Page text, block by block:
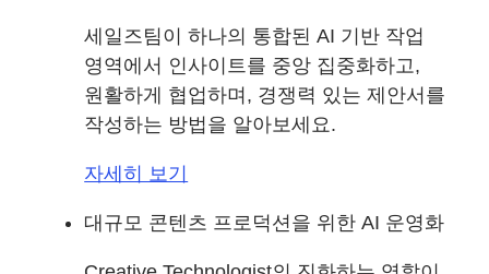
세일즈팀이 하나의 통합된 AI 기반 작업
영역에서 인사이트를 중앙 집중화하고,
원활하게 협업하며, 경쟁력 있는 제안서를
작성하는 방법을 알아보세요.
자세히 보기
대규모 콘텐츠 프로덕션을 위한 AI 운영화